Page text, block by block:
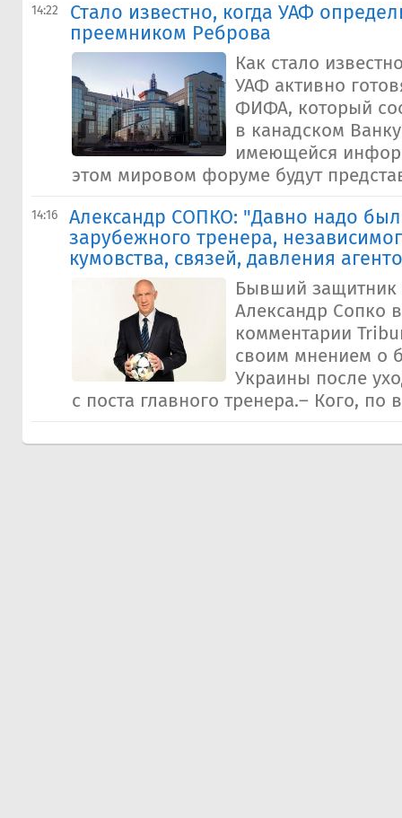
14:22
Стало известно, когда УАФ
преемником Реброва
Как стало
УАФ активно
ФИФА, который
в канадском
имеющейся
этом мировом форуме будут
14:16
Александр СОПКО: "Давно надо
зарубежного тренера,
кумовства, связей, давления
Бывший защитник
Александр Сопко
комментарии
своим мнением о
Украины после
с поста главного тренера.– Кого, по